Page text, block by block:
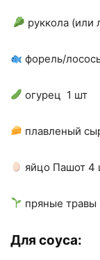
руккола (или
форель/
огурец 1 шт
плавленый
яйцо Пашот 4
пряные травы
Для соуса: